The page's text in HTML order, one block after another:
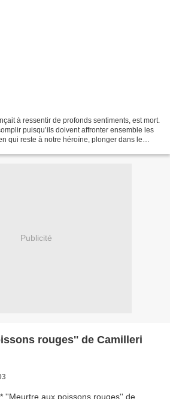
à ressentir de profonds sentiments, est mort.
puisqu’ils doivent affronter ensemble les
qui reste à notre héroïne, plonger dans le
Publicité
rouges'' de Camilleri